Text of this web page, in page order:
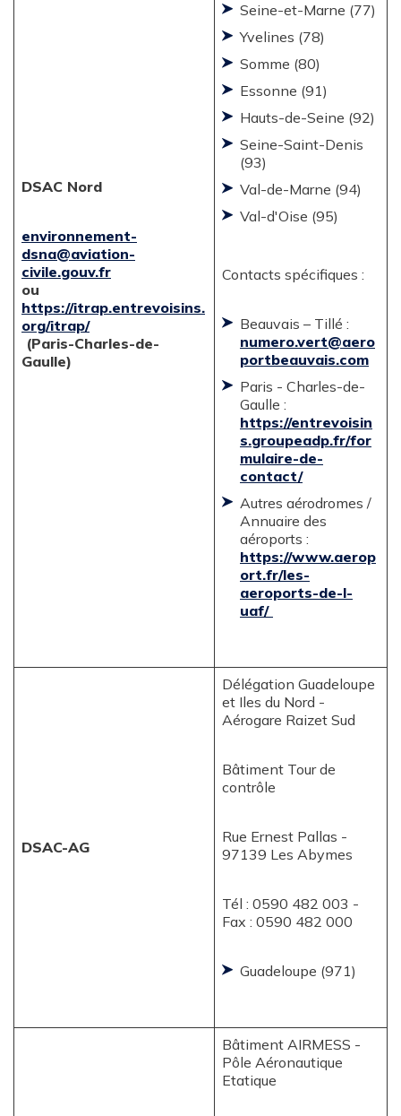
DSAC Nord
environnement-
dsna@aviation-
civile.gouv.fr
ou
https://itrap.entrevoisins.
org/itrap/
(Paris-Charles-de-
Gaulle)
Seine-et-Marne (77)
Yvelines (78)
Somme (80)
Essonne (91)
Hauts-de-Seine (92)
Seine-Saint-Denis
(93)
Val-de-Marne (94)
Val-d'Oise (95)
Contacts spécifiques :
Beauvais – Tillé :
numero.vert@aero
portbeauvais.com
Paris - Charles-de-
Gaulle :
https://entrevoisin
s.groupeadp.fr/for
mulaire-de-
contact/
Autres aérodromes /
Annuaire des
aéroports :
https://www.aerop
ort.fr/les-
aeroports-de-l-
uaf/
DSAC-AG
Délégation Guadeloupe
et Iles du Nord -
Aérogare Raizet Sud
Bâtiment Tour de
contrôle
Rue Ernest Pallas -
97139 Les Abymes
Tél : 0590 482 003 -
Fax : 0590 482 000
Guadeloupe (971)
Bâtiment AIRMESS -
Pôle Aéronautique
Etatique